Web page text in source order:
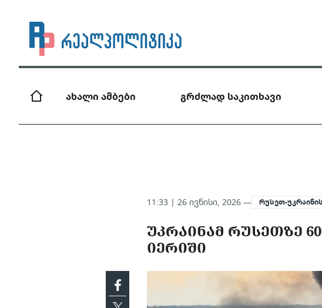
ახალი ამბები გრძლად საკითხავი
11:33 | 26 ივნისი, 2026 — რუსეთ-
ᲣᲙᲠᲐᲘᲜᲐᲛ ᲠᲣᲡᲔᲗᲖᲔ
ᲘᲔᲠᲘᲨᲘ